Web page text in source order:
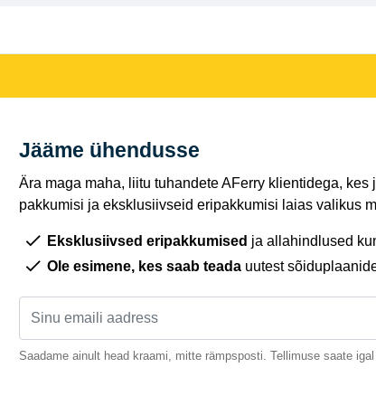
Jääme ühendusse
Ära maga maha, liitu tuhandete AFerry klientidega,
pakkumisi ja eksklusiivseid eripakkumisi laias valikus
Eksklusiivsed eripakkumised ja allahindlused
Ole esimene, kes saab teada uutest
Saadame ainult head kraami, mitte rämpsposti. Tellimuse saate